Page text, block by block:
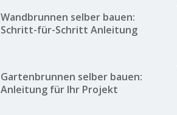
Wandbrunnen selber bauen:
Schritt-für-Schritt Anleitung
Gartenbrunnen selber bauen:
Anleitung für Ihr Projekt